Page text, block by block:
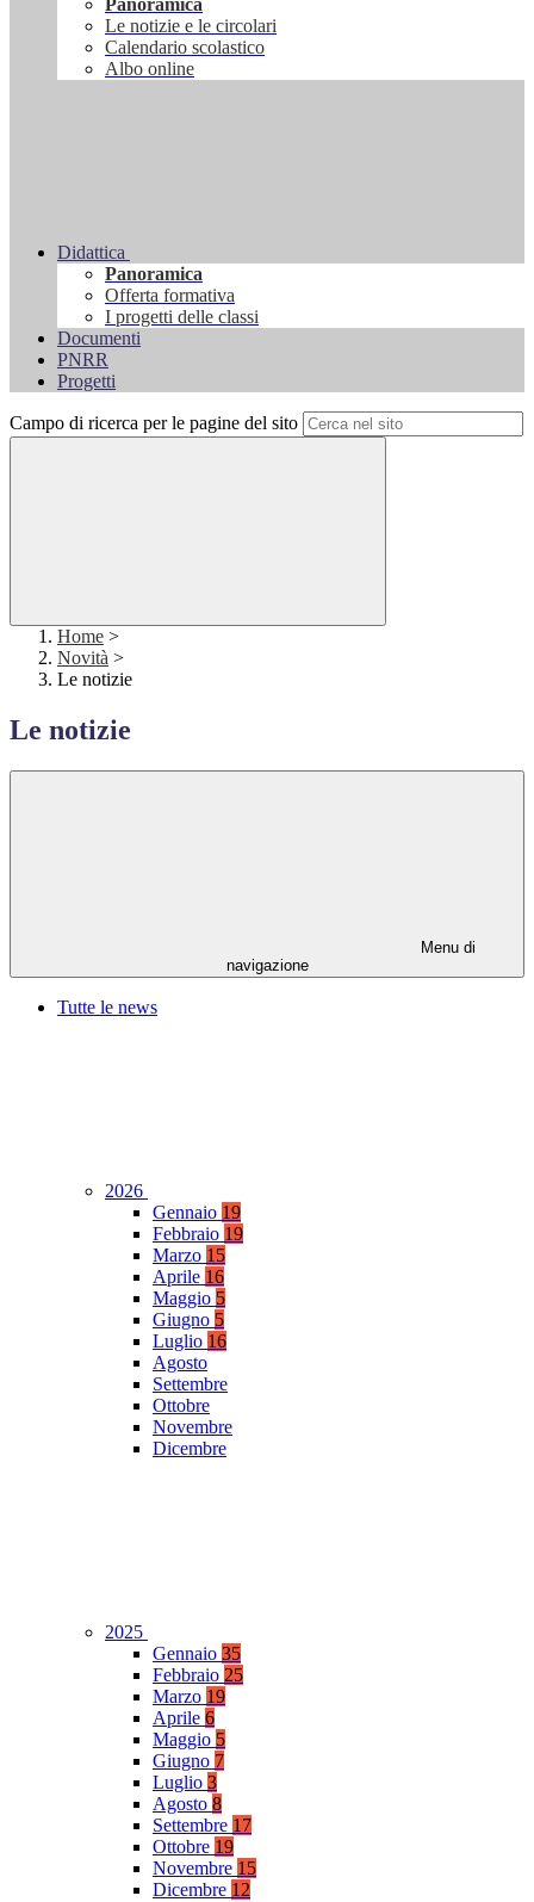
Panoramica
Le notizie e le circolari
Calendario scolastico
Albo online
Didattica
Panoramica
Offerta formativa
I progetti delle classi
Documenti
PNRR
Progetti
Campo di ricerca per le pagine del sito
Home >
Novità >
Le notizie
Le notizie
Menu di
navigazione
Tutte le news
2026
Gennaio 19
Febbraio 19
Marzo 15
Aprile 16
Maggio 5
Giugno 5
Luglio 16
Agosto
Settembre
Ottobre
Novembre
Dicembre
2025
Gennaio 35
Febbraio 25
Marzo 19
Aprile 6
Maggio 5
Giugno 7
Luglio 3
Agosto 8
Settembre 17
Ottobre 19
Novembre 15
Dicembre 12